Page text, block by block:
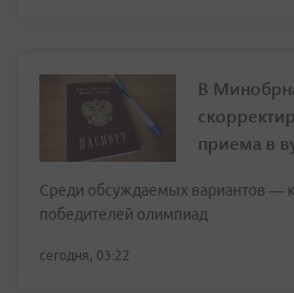
В
приема в
Среди обсуждаемых вариантов —
победителей олимпиад
сегодня, 03:22